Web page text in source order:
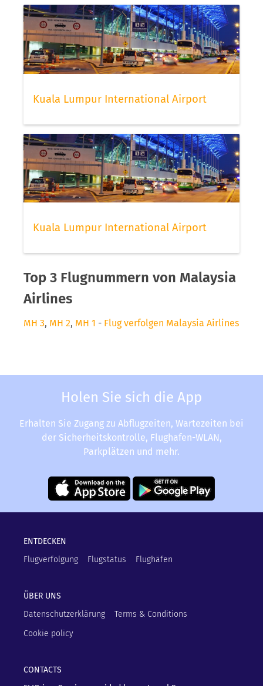
Kuala Lumpur International Airport
Kuala Lumpur International Airport
Top 3 Flugnummern von Malaysia
Airlines
MH 3, MH 2, MH 1 - Flug verfolgen Malaysia Airlines
Holen Sie sich die App
Erhalten Sie Zugang zu Abflugzeiten, Wartezeiten bei
der Sicherheitskontrolle, Flughafen-WLAN,
Parkplätzen und mehr.
ENTDECKEN
Flugverfolgung
Flugstatus Flughäfen
ÜBER UNS
Datenschutzerklärung
Terms & Conditions
Cookie policy
CONTACTS